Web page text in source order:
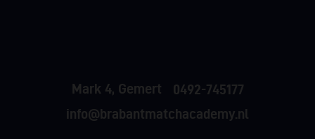
Mark 4, Gemert
0492-745177
info@brabantmatchacademy.nl